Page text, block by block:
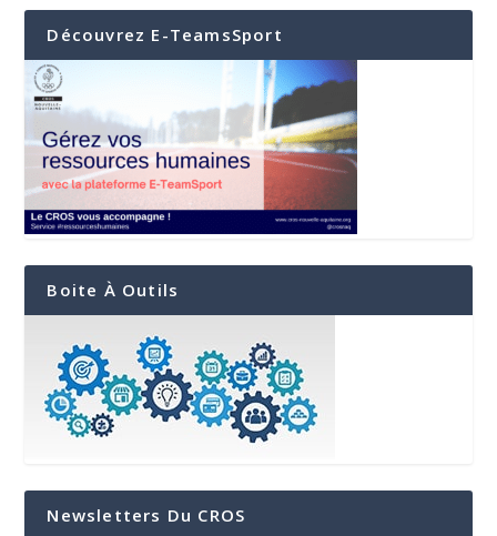
Découvrez E-TeamsSport
Boite À Outils
Newsletters Du CROS